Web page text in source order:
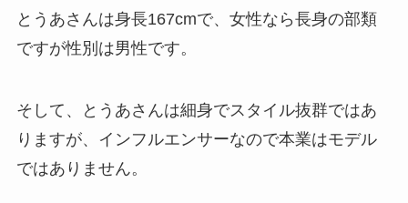
とうあさんは身長167cmで、女性なら長身の部類
ですが性別は男性です。
そして、とうあさんは細身でスタイル抜群ではあ
りますが、インフルエンサーなので本業はモデル
ではありません。